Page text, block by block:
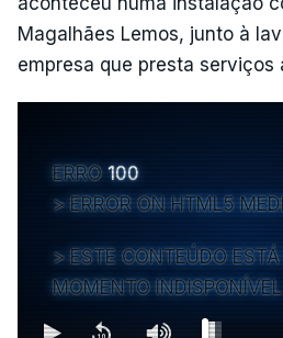
Magalhães Lemos, junto à
empresa que presta serviços
ERRO 100
ERROR ON HTML5
ESTE CONTEÚDO
MOMENTO INDISPONÍVEL